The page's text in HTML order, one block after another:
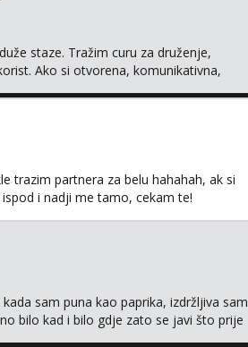
staze. Tražim curu za druženje,
Ako si otvorena, komunikativna,
trazim partnera za belu hahahah, ak si
i nadji me tamo, cekam te!
sam puna kao paprika, izdržljiva sam
bilo kad i bilo gdje zato se javi što prije